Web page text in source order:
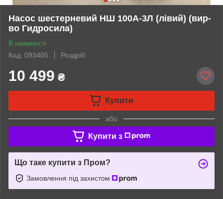
Насос шестерневий НШ 100А-3Л (лівий) (вир-
во Гидросила)
В наявності
Код: 093405
Роздріб
10 499 ₴
Купити
або
Купити з
Що таке купити з Пром?
Замовлення під захистом